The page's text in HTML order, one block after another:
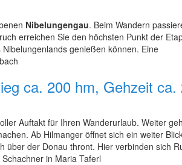
Nibelungengau. Beim Wandern
erreichen Sie den höchsten Punkt der
genießen können. Eine
ca. 200 hm, Gehzeit ca.
Auftakt für Ihren Wanderurlaub. Weiter
Ab Hilmanger öffnet sich ein weiter
über der Donau thront. Hier verbinden sich
in Maria Taferl